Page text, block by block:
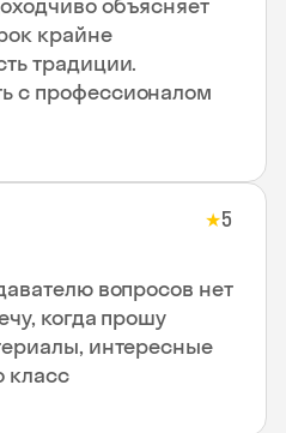
крайне
традиции.
с профессионалом
★5
вопросов нет
когда прошу
интересные
класс